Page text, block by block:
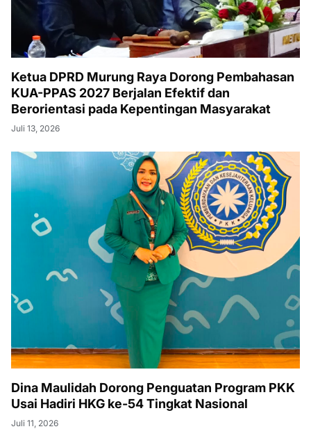
Ketua DPRD Murung Raya Dorong Pembahasan
KUA-PPAS 2027 Berjalan Efektif dan
Berorientasi pada Kepentingan Masyarakat
Juli 13, 2026
Dina Maulidah Dorong Penguatan Program PKK
Usai Hadiri HKG ke-54 Tingkat Nasional
Juli 11, 2026